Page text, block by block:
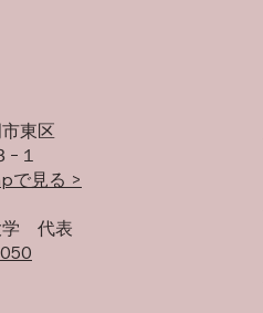
東区
１
で見る >
学 代表